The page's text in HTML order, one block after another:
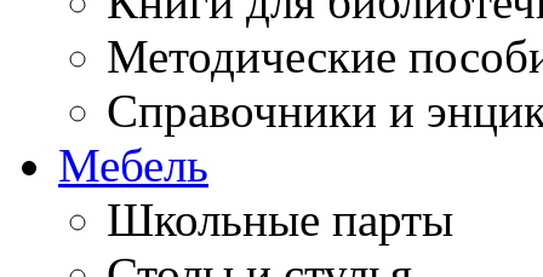
Методические
Справочники и
Мебель
Школьные парты